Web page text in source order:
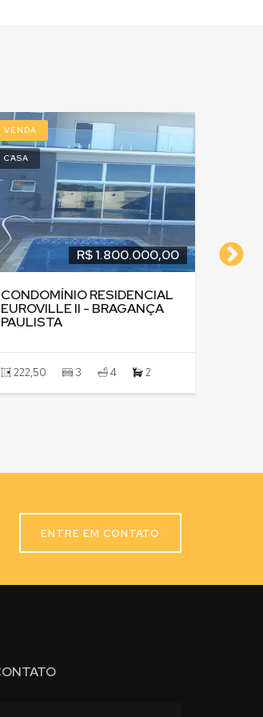
VENDA
CASA
R$ 1.700.000,00
CONDOMÍNIO JARDIM
FLAMBOYAN - BRAGANÇA
PAULISTA
246,00 3 4
ENTRE EM CONTATO